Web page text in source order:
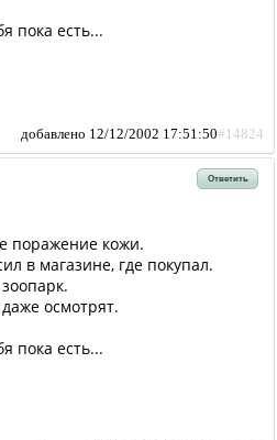
пока есть...
добавлено 12/12/2002 17:51:50#14824
Ответить
поражение кожи.
в магазине, где покупал.
осмотрят.
пока есть...